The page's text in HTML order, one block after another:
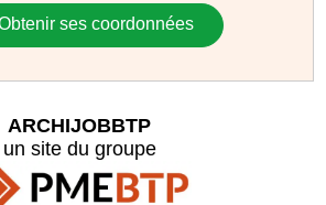
ses coordonnées
ARCHIJOBBTP
un site du groupe